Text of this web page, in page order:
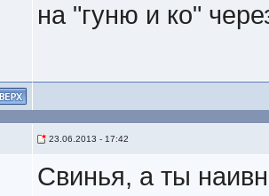
на "гуню и ко"
23.06.2013 - 17:42
Свинья, а ты